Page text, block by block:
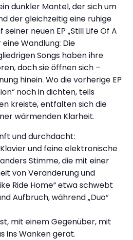
dunkler Mantel, der sich um
der gleichzeitig eine ruhige
neuen EP „Still Life Of A
Wandlung: Die
Songs haben ihre
doch sie öffnen sich –
hinein. Wo die vorherige EP
noch in dichten, teils
kreiste, entfalten sich die
wärmenden Klarheit.
und durchdacht:
und feine elektronische
Stimme, die mit einer
von Veränderung und
Ride Home“ etwa schwebt
Aufbruch, während „Duo“
mit einem Gegenüber, mit
ins Wanken gerät.